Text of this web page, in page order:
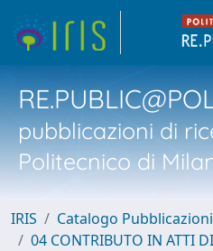
pubblicazioni di
Politecnico di
IRIS
Catalogo
04 CONTRIBUTO IN ATTI